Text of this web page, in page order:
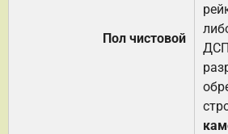
Пол чистовой